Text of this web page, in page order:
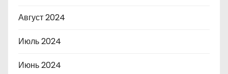
Август 2024
Июль 2024
Июнь 2024